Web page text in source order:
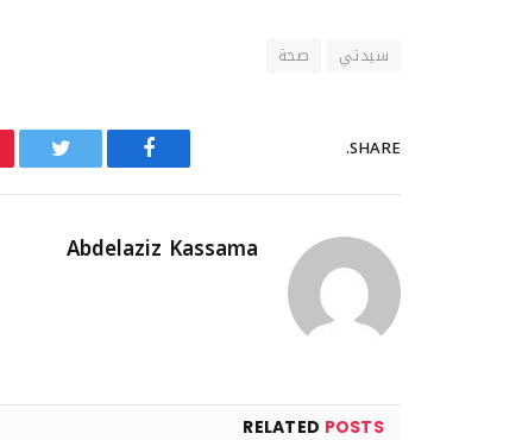
سيدتي صحة
SHARE.
Facebook
Abdelaziz Kassama
RELATED POSTS